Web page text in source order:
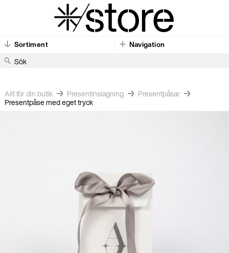
Sortiment Navigation
Sök
Allt för din butik Present­inslagning
Present­påsar
Presentpåse med eget tryck